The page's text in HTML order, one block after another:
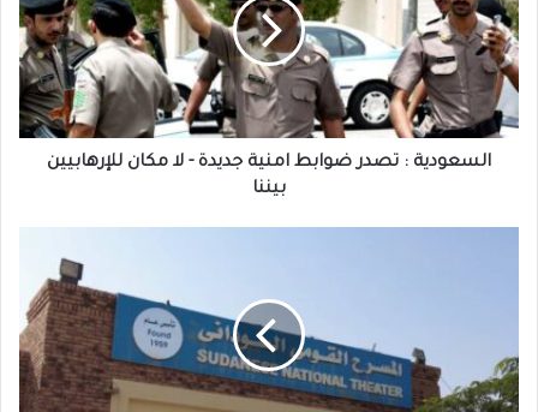
ضوابط
امنية
جديدة
-
لا
مكان
للإرهابيين
السعودية : تصدر ضوابط امنية جديدة - لا مكان للإرهابيين
بيننا
الله